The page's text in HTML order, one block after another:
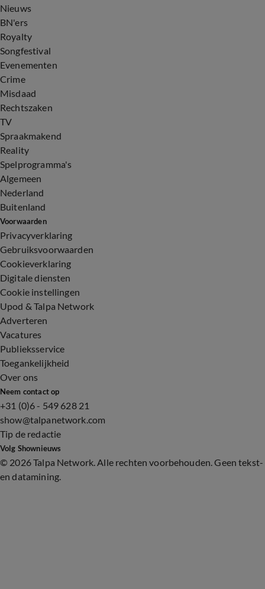
Nieuws
BN'ers
Royalty
Songfestival
Evenementen
Crime
Misdaad
Rechtszaken
TV
Spraakmakend
Reality
Spelprogramma's
Algemeen
Nederland
Buitenland
Voorwaarden
Privacyverklaring
Gebruiksvoorwaarden
Cookieverklaring
Digitale diensten
Cookie instellingen
Upod & Talpa Network
Adverteren
Vacatures
Publieksservice
Toegankelijkheid
Over ons
Neem contact op
+31 (0)6 - 549 628 21
show@talpanetwork.com
Tip de redactie
Volg Shownieuws
© 2026 Talpa Network. Alle rechten voorbehouden. Geen tekst-
en datamining.